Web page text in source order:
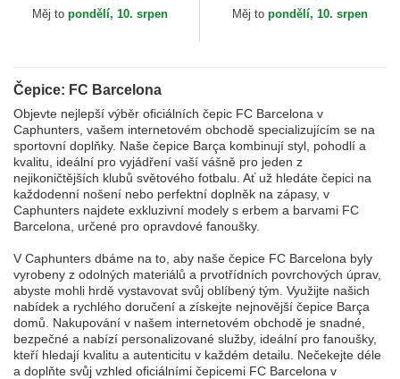
LALIGA New Era
Měj to pondělí, 10. srpen
LALIGA New Era
Měj to pondělí, 10. srpen
Čepice: FC Barcelona
Objevte nejlepší výběr oficiálních čepic FC Barcelona v
Caphunters, vašem internetovém obchodě specializujícím se na
sportovní doplňky. Naše čepice Barça kombinují styl, pohodlí a
kvalitu, ideální pro vyjádření vaší vášně pro jeden z
nejikoničtějších klubů světového fotbalu. Ať už hledáte čepici na
každodenní nošení nebo perfektní doplněk na zápasy, v
Caphunters najdete exkluzivní modely s erbem a barvami FC
Barcelona, určené pro opravdové fanoušky.
V Caphunters dbáme na to, aby naše čepice FC Barcelona byly
vyrobeny z odolných materiálů a prvotřídních povrchových úprav,
abyste mohli hrdě vystavovat svůj oblíbený tým. Využijte našich
nabídek a rychlého doručení a získejte nejnovější čepice Barça
domů. Nakupování v našem internetovém obchodě je snadné,
bezpečné a nabízí personalizované služby, ideální pro fanoušky,
kteří hledají kvalitu a autenticitu v každém detailu. Nečekejte déle
a doplňte svůj vzhled oficiálními čepicemi FC Barcelona v